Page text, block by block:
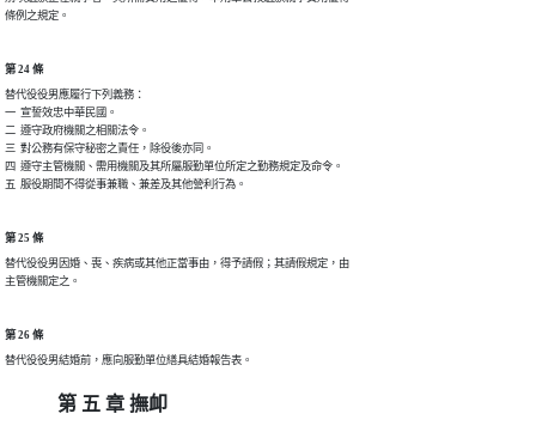
條例之規定。
第 24 條
替代役役男應履行下列義務：
一  宣誓效忠中華民國。
二  遵守政府機關之相關法令。
三  對公務有保守秘密之責任，除役後亦同。
四  遵守主管機關、需用機關及其所屬服勤單位所定之勤務規定及命令。
五  服役期間不得從事兼職、兼差及其他營利行為。
第 25 條
替代役役男因婚、喪、疾病或其他正當事由，得予請假；其請假規定，由
主管機關定之。
第 26 條
替代役役男結婚前，應向服勤單位繕具結婚報告表。
第 五 章 撫卹